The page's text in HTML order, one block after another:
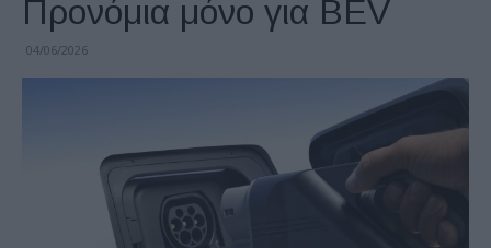
Προνόμια μόνο για BEV
04/06/2026